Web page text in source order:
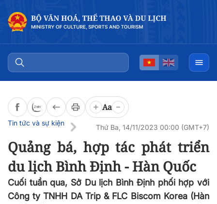
Aa
Tin tức và sự kiện
Thứ Ba, 14/11/2023 00:00 (GMT+7)
Quảng bá, hợp tác phát triển
du lịch Bình Định - Hàn Quốc
Cuối tuần qua, Sở Du lịch Bình Định phối hợp với
Công ty TNHH DA Trip & FLC Biscom Korea (Hàn
Đọc bài